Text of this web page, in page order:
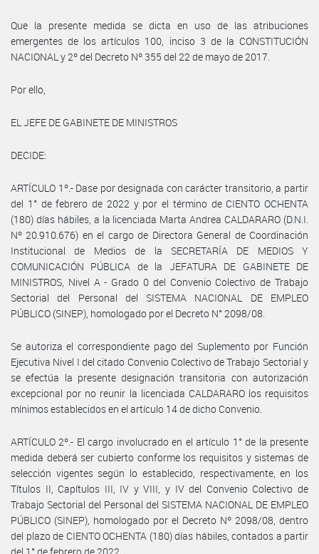
Que la presente medida se dicta en uso de las atribuciones
emergentes de los artículos 100, inciso 3 de la CONSTITUCIÓN
NACIONAL y 2º del Decreto Nº 355 del 22 de mayo de 2017.
Por ello,
EL JEFE DE GABINETE DE MINISTROS
DECIDE:
ARTÍCULO 1º.- Dase por designada con carácter transitorio, a partir
del 1° de febrero de 2022 y por el término de CIENTO OCHENTA
(180) días hábiles, a la licenciada Marta Andrea CALDARARO (D.N.I.
Nº 20.910.676) en el cargo de Directora General de Coordinación
Institucional de Medios de la SECRETARÍA DE MEDIOS Y
COMUNICACIÓN PÚBLICA de la JEFATURA DE GABINETE DE
MINISTROS, Nivel A - Grado 0 del Convenio Colectivo de Trabajo
Sectorial del Personal del SISTEMA NACIONAL DE EMPLEO
PÚBLICO (SINEP), homologado por el Decreto N° 2098/08.
Se autoriza el correspondiente pago del Suplemento por Función
Ejecutiva Nivel I del citado Convenio Colectivo de Trabajo Sectorial y
se efectúa la presente designación transitoria con autorización
excepcional por no reunir la licenciada CALDARARO los requisitos
mínimos establecidos en el artículo 14 de dicho Convenio.
ARTÍCULO 2º.- El cargo involucrado en el artículo 1° de la presente
medida deberá ser cubierto conforme los requisitos y sistemas de
selección vigentes según lo establecido, respectivamente, en los
Títulos II, Capítulos III, IV y VIII, y IV del Convenio Colectivo de
Trabajo Sectorial del Personal del SISTEMA NACIONAL DE EMPLEO
PÚBLICO (SINEP), homologado por el Decreto Nº 2098/08, dentro
del plazo de CIENTO OCHENTA (180) días hábiles, contados a partir
del 1° de febrero de 2022.